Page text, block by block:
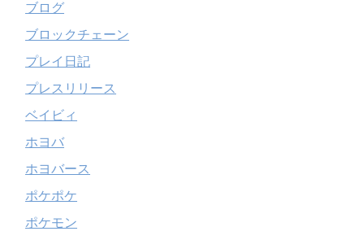
ブログ
ブロックチェーン
プレイ日記
プレスリリース
ベイビィ
ホヨバ
ホヨバース
ポケポケ
ポケモン